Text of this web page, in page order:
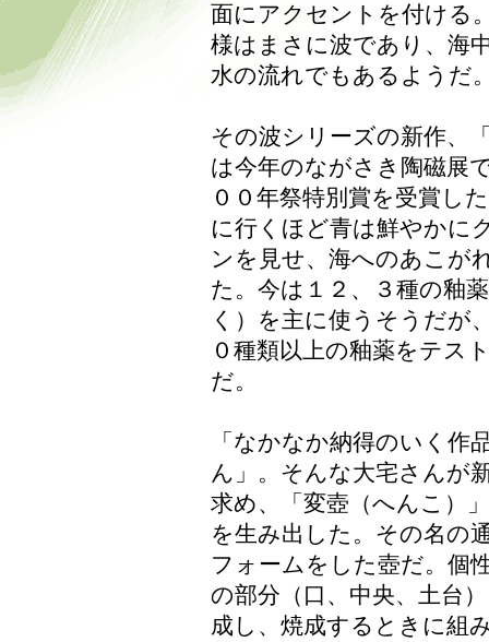
面にアクセントを付ける
様はまさに波であり、海
水の流れでもあるようだ
その波シリーズの新作、
は今年のながさき陶磁展
００年祭特別賞を受賞し
に行くほど青は鮮やかに
ンを見せ、海へのあこが
た。今は１２、３種の釉
く）を主に使うそうだが
０種類以上の釉薬をテス
だ。
「なかなか納得のいく作
ん」。そんな大宅さんが
求め、「変壺（へんこ）
を生み出した。その名の
フォームをした壺だ。個
の部分（口、中央、土台
成し、焼成するときに組